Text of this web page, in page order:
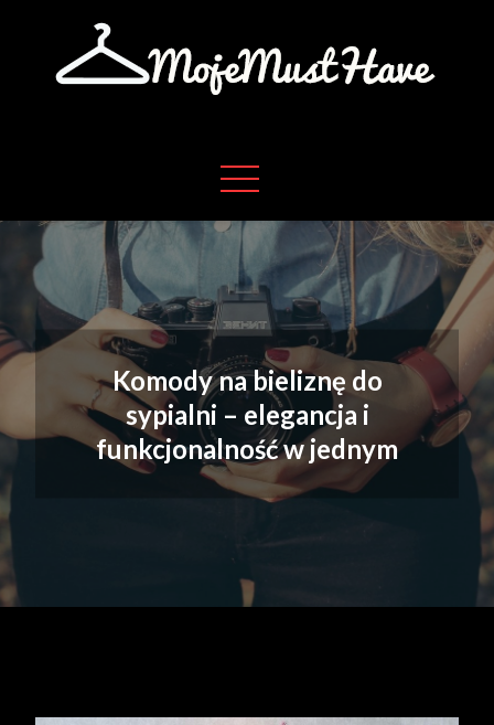
content
Komody na bieliznę do
sypialni – elegancja i
funkcjonalność w jednym